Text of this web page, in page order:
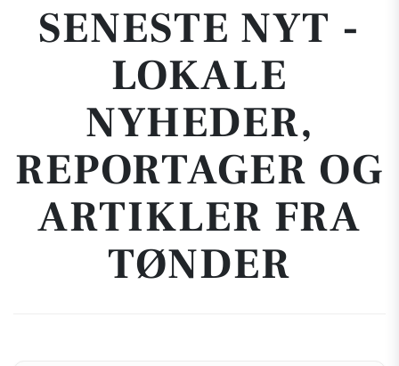
SENESTE NYT -
LOKALE
NYHEDER,
REPORTAGER OG
ARTIKLER FRA
TØNDER